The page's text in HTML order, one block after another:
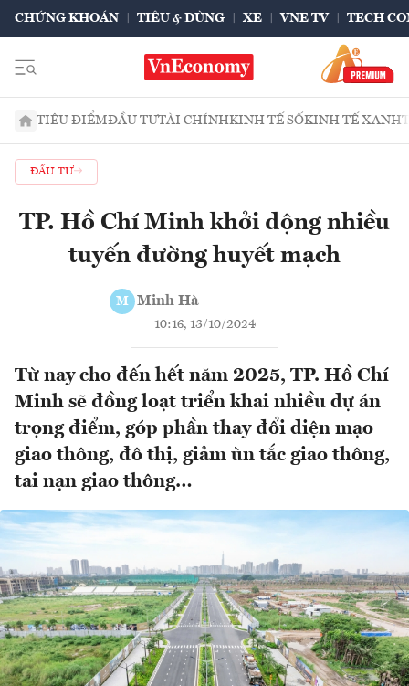
CHỨNG KHOÁN TIÊU & DÙNG XE VNE TV TECH
TIÊU ĐIỂMĐẦU TƯTÀI CHÍNHKINH TẾ SỐKINH TẾ XANH
ĐẦU TƯ
TP. Hồ Chí Minh khởi động nhiều
tuyến đường huyết mạch
M Minh Hà
10:16, 13/10/2024
Từ nay cho đến hết năm 2025, TP. Hồ Chí
Minh sẽ đồng loạt triển khai nhiều dự án
trọng điểm, góp phần thay đổi diện mạo
giao thông, đô thị, giảm ùn tắc giao thông,
tai nạn giao thông…